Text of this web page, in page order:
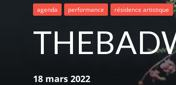
l'Espace Mendès France
agenda performance résidence artistique
18 mars 2022